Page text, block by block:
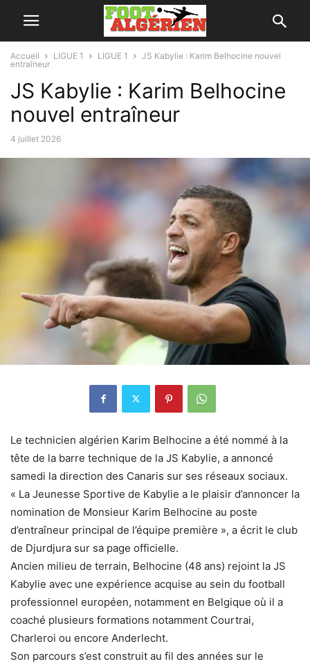
Accueil LIGUE 1 LIGUE 1
JS Kabylie : Karim Belhocine nouvel
entraîneur
JS Kabylie : Karim Belhocine
nouvel entraîneur
4 juillet 2026
Le technicien algérien Karim Belhocine a été nommé à la
tête de la barre technique de la JS Kabylie, a annoncé
samedi la direction des Canaris sur ses réseaux sociaux.
« La Jeunesse Sportive de Kabylie a le plaisir d’annoncer la
nomination de Monsieur Karim Belhocine au poste
d’entraîneur principal de l’équipe première », a écrit le club
de Djurdjura sur sa page officielle.
Ancien milieu de terrain, Belhocine (48 ans) rejoint la JS
Kabylie avec une expérience acquise au sein du football
professionnel européen, notamment en Belgique où il a
coaché plusieurs formations notamment Courtrai,
Charleroi ou encore Anderlecht.
Son parcours s’est construit au fil des années sur le